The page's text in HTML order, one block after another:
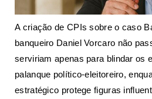
A criação de CPIs sobre o caso
banqueiro Daniel Vorcaro não
serviriam apenas para blindar os
palanque político-eleitoreiro,
estratégico protege figuras